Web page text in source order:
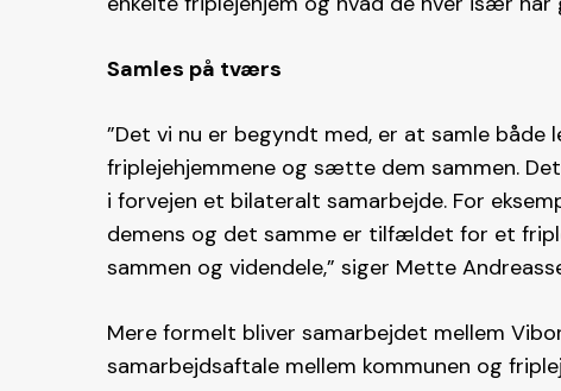
Samles på tværs
”Det vi nu er begyndt med, er at samle både
friplejehjemmene og sætte dem sammen.
i forvejen et bilateralt samarbejde. For
demens og det samme er tilfældet for et
sammen og videndele,” siger Mette
Mere formelt bliver samarbejdet mellem
samarbejdsaftale mellem kommunen og